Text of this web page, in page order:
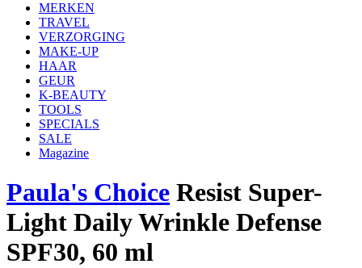
MERKEN
TRAVEL
VERZORGING
MAKE-UP
HAAR
GEUR
K-BEAUTY
TOOLS
SPECIALS
SALE
Magazine
Paula's Choice Resist Super-
Light Daily Wrinkle Defense
SPF30, 60 ml